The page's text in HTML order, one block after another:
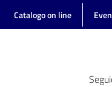
Catalogo on line